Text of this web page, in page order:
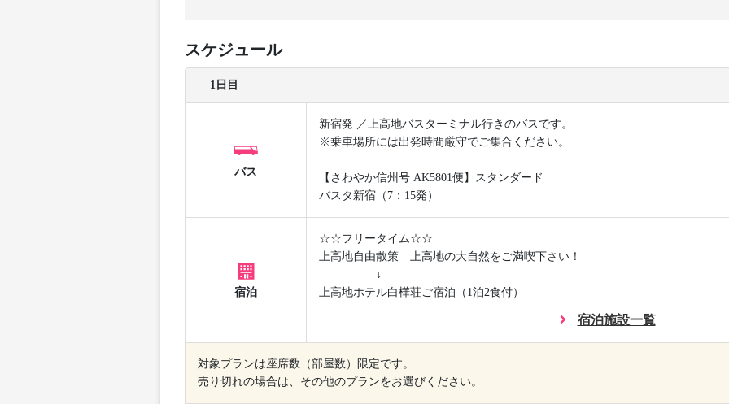
スケジュール
1日目
バス
新宿発 ／上高地バスターミナル行きのバスです。
※乗車場所には出発時間厳守でご集合ください。
【さわやか信州号 AK5801便】スタンダード
バスタ新宿（7：15発）
宿泊
☆☆フリータイム☆☆
上高地自由散策 上高地の大自然をご満喫下さい！
↓
上高地ホテル白樺荘ご宿泊（1泊2食付）
宿泊施設一覧
対象プランは座席数（部屋数）限定です。
売り切れの場合は、その他のプランをお選びください。